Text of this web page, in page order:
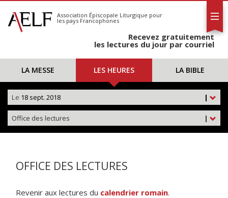
S'abonner
Calendrier
Association Épiscopale Liturgique pour
les pays Francophones
Recevez gratuitement
les lectures du jour par courriel
LA MESSE LES HEURES LA BIBLE
|
Le 18 sept. 2018
|
Office des lectures
OFFICE DES LECTURES
Revenir aux lectures du calendrier romain.